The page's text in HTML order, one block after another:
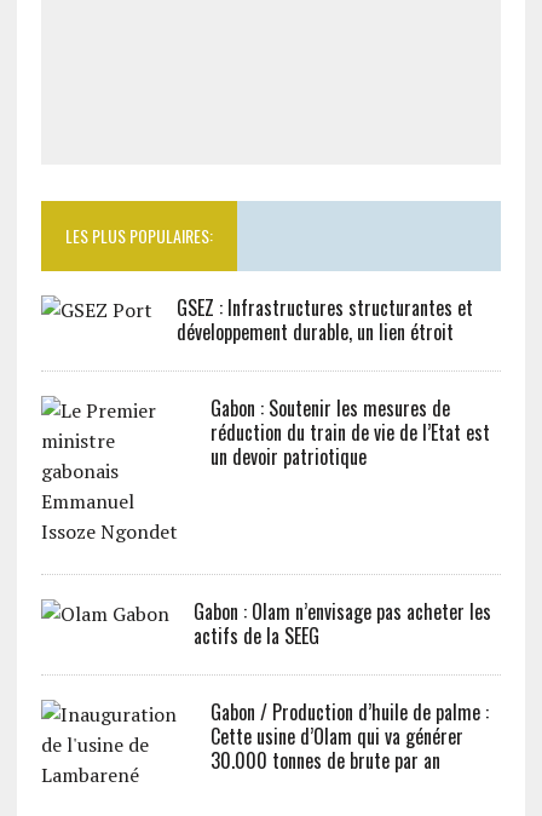
LES PLUS POPULAIRES:
GSEZ : Infrastructures structurantes et
développement durable, un lien étroit
Gabon : Soutenir les mesures de
réduction du train de vie de l’Etat est
un devoir patriotique
Gabon : Olam n’envisage pas acheter les
actifs de la SEEG
Gabon / Production d’huile de palme :
Cette usine d’Olam qui va générer
30.000 tonnes de brute par an